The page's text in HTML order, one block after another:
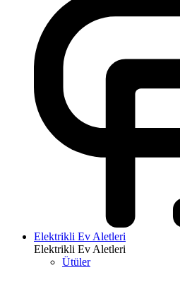
Elektrikli Ev Aletleri
Elektrikli Ev Aletleri
Ütüler